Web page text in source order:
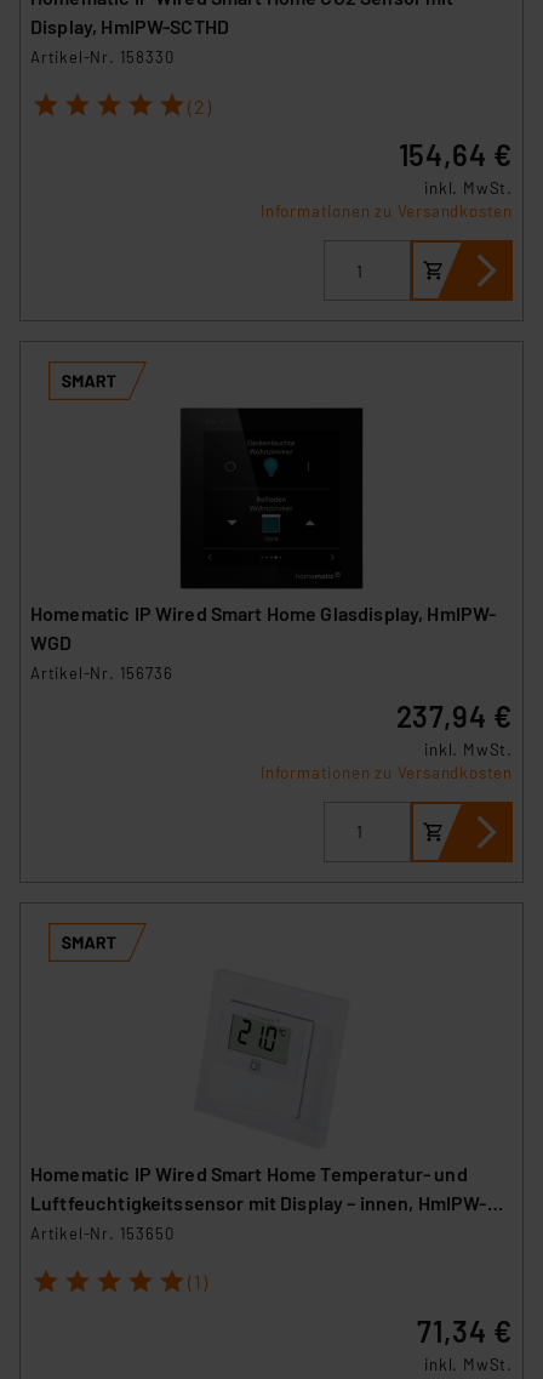
Display, HmIPW-SCTHD
Artikel-Nr. 158330
1 2 3 4 5 (2)
154,64 €
inkl. MwSt.
Informationen zu Versandkosten
Homematic IP Wired Smart Home Glasdisplay, HmIPW-
WGD
Artikel-Nr. 156736
237,94 €
inkl. MwSt.
Informationen zu Versandkosten
Homematic IP Wired Smart Home Temperatur- und
Luftfeuchtigkeitssensor mit Display – innen, HmIPW-
STHD
Artikel-Nr. 153650
1 2 3 4 5 (1)
71,34 €
inkl. MwSt.